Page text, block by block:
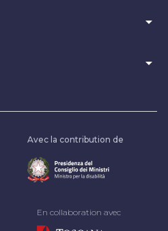
arrow_drop_down
arrow_drop_down
Avec la contribution de
En collaboration avec